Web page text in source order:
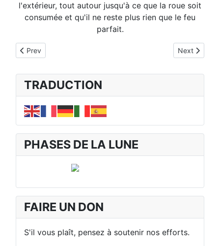
l'extérieur, tout autour jusqu'à ce que la roue soit
consumée et qu'il ne reste plus rien que le feu
parfait.
Previous article: III. LES QUALITES DU MOUVEMENT
Prev Next article:
Next
TRADUCTION
PHASES DE LA LUNE
FAIRE UN DON
S'il vous plaît, pensez à soutenir nos efforts.